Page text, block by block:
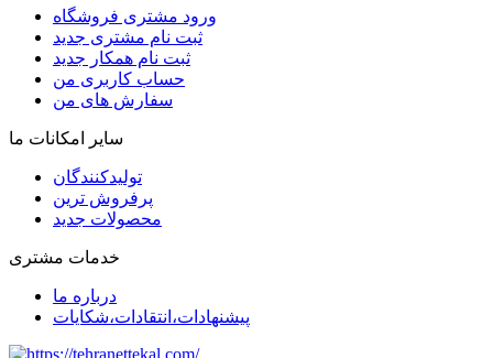
ورود مشتری فروشگاه
ثبت نام مشتری جدید
ثبت نام همکار جدید
حساب کاربری من
سفارش های من
سایر امکانات ما
تولیدکنندگان
پرفروش ترین
محصولات جدید
خدمات مشتری
درباره ما
پیشنهادات،انتقادات،شکایات